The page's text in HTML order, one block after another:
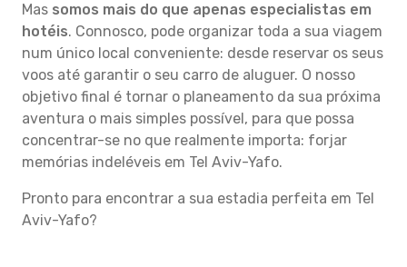
Mas somos mais do que apenas especialistas em
hotéis. Connosco, pode organizar toda a sua viagem
num único local conveniente: desde reservar os seus
voos até garantir o seu carro de aluguer. O nosso
objetivo final é tornar o planeamento da sua próxima
aventura o mais simples possível, para que possa
concentrar-se no que realmente importa: forjar
memórias indeléveis em Tel Aviv-Yafo.
Pronto para encontrar a sua estadia perfeita em Tel
Aviv-Yafo?